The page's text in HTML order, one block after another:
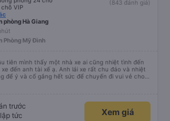
chỗ VIP
(843 đánh giá)
phòng Hà Giang
Phòng Mỹ Đình
tiên mình thấy một nhà xe ai cũng nhiệt tình đến
Anh lái xe rất chu đáo và nhiệt
để ý và cố gắng hết sức để chuyến đi vui vẻ cho
tuần nên rất đông, đường tắc làm xe đi muộn nhiều,
các bạn phụ xe biết nói tiếng Anh, hoặc mở các
giao tiếp cho các anh lái xe đường dài. Vì cá nhân
trước
tức
Xem giá